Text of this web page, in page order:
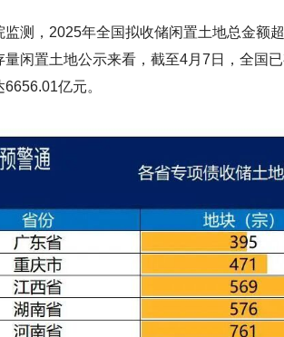
监测，2025年全国拟收储闲置土地总金额
量闲置土地公示来看，截至4月7日，全国
6656.01亿元。